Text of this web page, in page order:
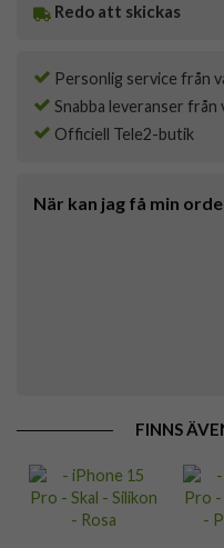
Redo att skickas
Personlig service från
Snabba leveranser från
Officiell Tele2-butik
När kan jag få min
FINNS